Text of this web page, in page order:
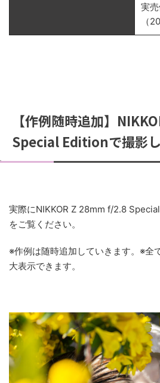
実
（
【作例随時追加】
Special Editionで撮影
実際にNIKKOR Z 28mm f/2.8
をご覧ください。
※作例は随時追加していきます。※全
大表示できます。